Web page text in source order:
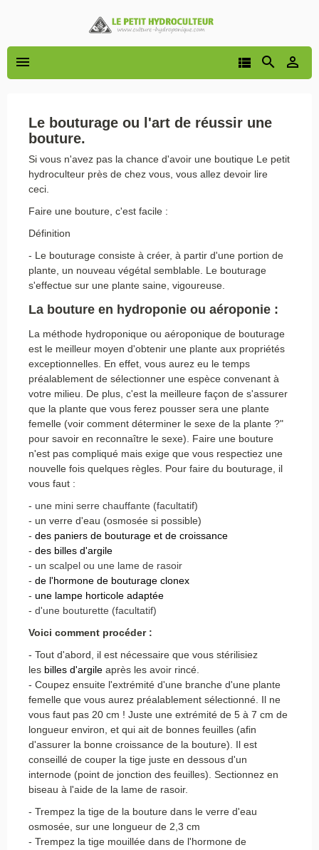
 


Le bouturage ou l'art de réussir une
bouture.
Si vous n'avez pas la chance d'avoir une boutique Le petit
hydroculteur près de chez vous, vous allez devoir lire
ceci.
Faire une bouture, c'est facile :
Définition
- Le bouturage consiste à créer, à partir d'une portion de
plante, un nouveau végétal semblable. Le bouturage
s'effectue sur une plante saine, vigoureuse.
La bouture en hydroponie ou aéroponie :
La méthode hydroponique ou aéroponique de bouturage
est le meilleur moyen d'obtenir une plante aux propriétés
exceptionnelles. En effet, vous aurez eu le temps
préalablement de sélectionner une espèce convenant à
votre milieu. De plus, c'est la meilleure façon de s'assurer
que la plante que vous ferez pousser sera une plante
femelle (voir comment déterminer le sexe de la plante ?"
pour savoir en reconnaître le sexe). Faire une bouture
n'est pas compliqué mais exige que vous respectiez une
nouvelle fois quelques règles. Pour faire du bouturage, il
vous faut :
- une mini serre chauffante (facultatif)
- un verre d'eau (osmosée si possible)
- des paniers de bouturage et de croissance
- des billes d'argile
- un scalpel ou une lame de rasoir
- de l'hormone de bouturage clonex
- une lampe horticole adaptée
- d'une bouturette (facultatif)
Voici comment procéder :
- Tout d'abord, il est nécessaire que vous stérilisiez
les billes d'argile après les avoir rincé.
- Coupez ensuite l'extrémité d'une branche d'une plante
femelle que vous aurez préalablement sélectionné. Il ne
vous faut pas 20 cm ! Juste une extrémité de 5 à 7 cm de
longueur environ, et qui ait de bonnes feuilles (afin
d'assurer la bonne croissance de la bouture). Il est
conseillé de couper la tige juste en dessous d'un
internode (point de jonction des feuilles). Sectionnez en
biseau à l'aide de la lame de rasoir.
- Trempez la tige de la bouture dans le verre d'eau
osmosée, sur une longueur de 2,3 cm
- Trempez la tige mouillée dans de l'hormone de